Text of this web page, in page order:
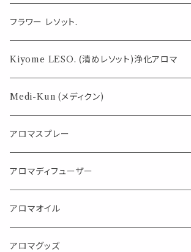
ード
気になる虫対策に
薄荷の香りで体感温度-4℃ !? スースーシリー
パロサント
フラワー レソット.
Kiyome LESO. (清めレソット)浄化アロマ
Medi-Kun (メディクン)
アロマスプレー
目的で選ぶ
蒸し暑い夏やリフレッシュに
消臭に（用途：空間や衣服）
FLOWER LESO. フラワレソット
Kiyome LESO. キヨメ レソット
アロマディフューザー
アロマオイル
エッセンシャルオイル
アロマグッズ